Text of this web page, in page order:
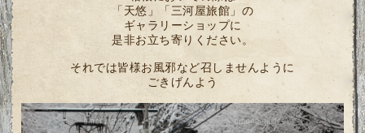
「天悠」「三河屋旅館」の
ギャラリーショップに
是非お立ち寄りください。
それでは皆様お風邪など召しませんように
ごきげんよう